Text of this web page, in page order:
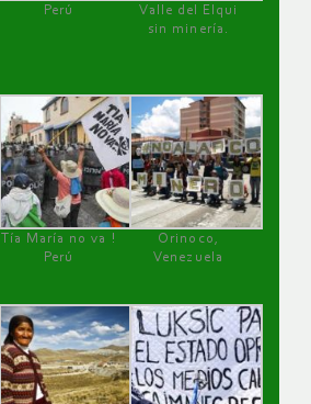
Perú
Valle del Elqui
sin minería.
Tía María no va !
Perú
Orinoco,
Venezuela